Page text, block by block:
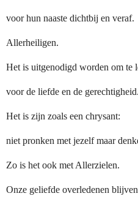
voor hun naaste dichtbij en veraf.
Allerheiligen.
Het is uitgenodigd worden om te
voor de liefde en de gerechtigheid.
Het is zijn zoals een chrysant:
niet pronken met jezelf maar
Zo is het ook met Allerzielen.
Onze geliefde overledenen